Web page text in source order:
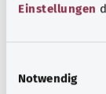
Einstellungen
Notwendig